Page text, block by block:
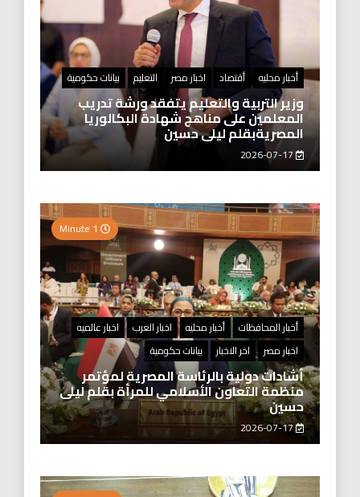
أخبار محليه أقتصاد اخبار مصر التعليم بيانات حكومية
وزير التربية والتعليم يتفقد ورشة تدريب
المعلمين على مناهج شهادة البكالوريا
المصريةبقلم ليلى حسين
2026-07-17
أخبار المحافظات أخبار محليه اخبار العرب
اخبار عالميه
اخبار مصر
اخر الاخبار بيانات حكومية
أشادات دولية بالرئاسة المصرية لمؤتمر
منظمة التعاون الأسلامي للمرأة بقلم ليلى
حسين
2026-07-17